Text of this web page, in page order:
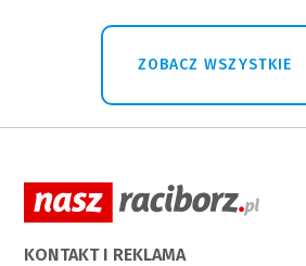
ZOBACZ WSZYSTKIE
KONTAKT I REKLAMA